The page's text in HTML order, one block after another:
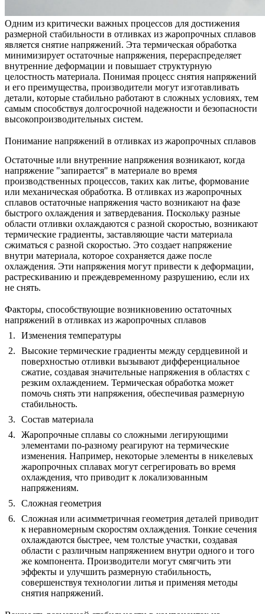
Одним из критически важных процессов для достижения
размерной стабильности в отливках из жаропрочных сплавов
является снятие напряжений. Эта термическая обработка
минимизирует остаточные напряжения, перераспределяет
внутренние деформации и повышает структурную
целостность материала. Понимая процесс снятия напряжений
и его преимущества, производители могут изготавливать
детали, которые стабильно работают в сложных условиях, тем
самым способствуя долгосрочной надежности и безопасности
высокопроизводительных систем.
Понимание напряжений в отливках из жаропрочных сплавов
Остаточные или внутренние напряжения возникают, когда
напряжение "запирается" в материале во время
производственных процессов, таких как литье, формование
или механическая обработка. В отливках из жаропрочных
сплавов остаточные напряжения часто возникают на фазе
быстрого охлаждения и затвердевания. Поскольку разные
области отливки охлаждаются с разной скоростью, возникают
термические градиенты, заставляющие части материала
сжиматься с разной скоростью. Это создает напряжение
внутри материала, которое сохраняется даже после
охлаждения. Эти напряжения могут привести к деформации,
растрескиванию и преждевременному разрушению, если их
не снять.
Факторы, способствующие возникновению остаточных
напряжений в отливках из жаропрочных сплавов
Изменения температуры
Высокие термические градиенты между сердцевиной и
поверхностью отливки вызывают дифференциальное
сжатие, создавая значительные напряжения в областях с
резким охлаждением. Термическая обработка может
помочь снять эти напряжения, обеспечивая размерную
стабильность.
Состав материала
Жаропрочные сплавы со сложными легирующими
элементами по-разному реагируют на термические
изменения. Например, некоторые элементы в никелевых
жаропрочных сплавах могут сегрегировать во время
охлаждения, что приводит к локализованным
напряжениям.
Сложная геометрия
Сложная или асимметричная геометрия деталей приводит
к неравномерным скоростям охлаждения. Тонкие сечения
охлаждаются быстрее, чем толстые участки, создавая
области с различным напряжением внутри одного и того
же компонента. Производители могут смягчить эти
эффекты и улучшить размерную стабильность,
совершенствуя технологии литья и применяя методы
снятия напряжений.